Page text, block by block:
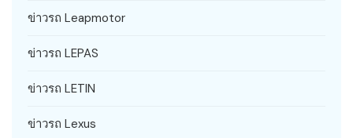
ข่าวรถ Leapmotor
ข่าวรถ LEPAS
ข่าวรถ LETIN
ข่าวรถ Lexus